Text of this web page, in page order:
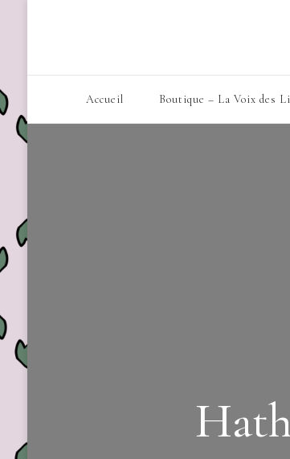
Accueil Boutique – La Voix des